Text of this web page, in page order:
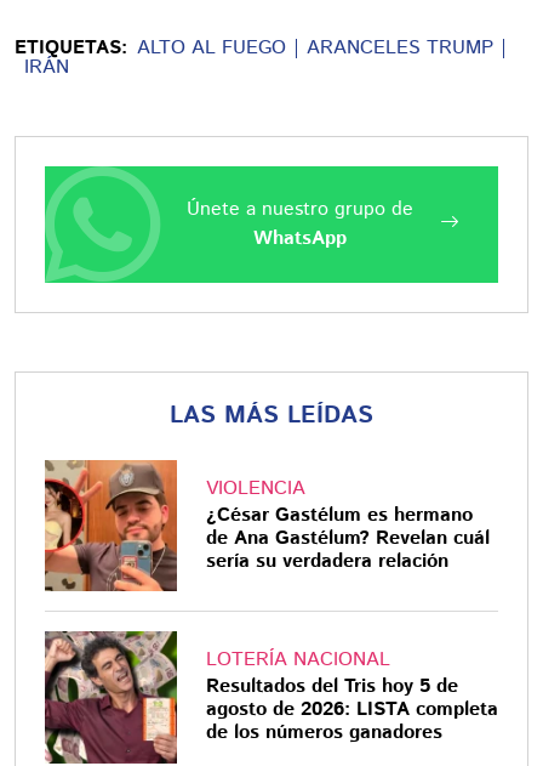
ETIQUETAS: ALTO AL FUEGO ARANCELES TRUMP
IRÁN
Únete a nuestro grupo de
WhatsApp
LAS MÁS LEÍDAS
VIOLENCIA
¿César Gastélum es hermano
de Ana Gastélum? Revelan cuál
sería su verdadera relación
LOTERÍA NACIONAL
Resultados del Tris hoy 5 de
agosto de 2026: LISTA completa
de los números ganadores